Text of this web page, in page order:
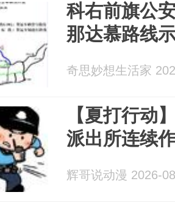
科右前旗公
那达慕路线
奇思妙想生活家
【夏打行动
派出所连续
辉哥说动漫 2026-